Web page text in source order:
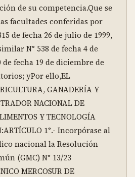
de su competencia.Que se
facultades conferidas por
de fecha 26 de julio de 1999,
N° 538 de fecha 4 de
de fecha 19 de diciembre de
yPor ello,EL
GANADERÍA Y
NACIONAL DE
Y TECNOLOGÍA
1°.- Incorpórase al
nacional la Resolución
(GMC) N° 13/23
MERCOSUR DE